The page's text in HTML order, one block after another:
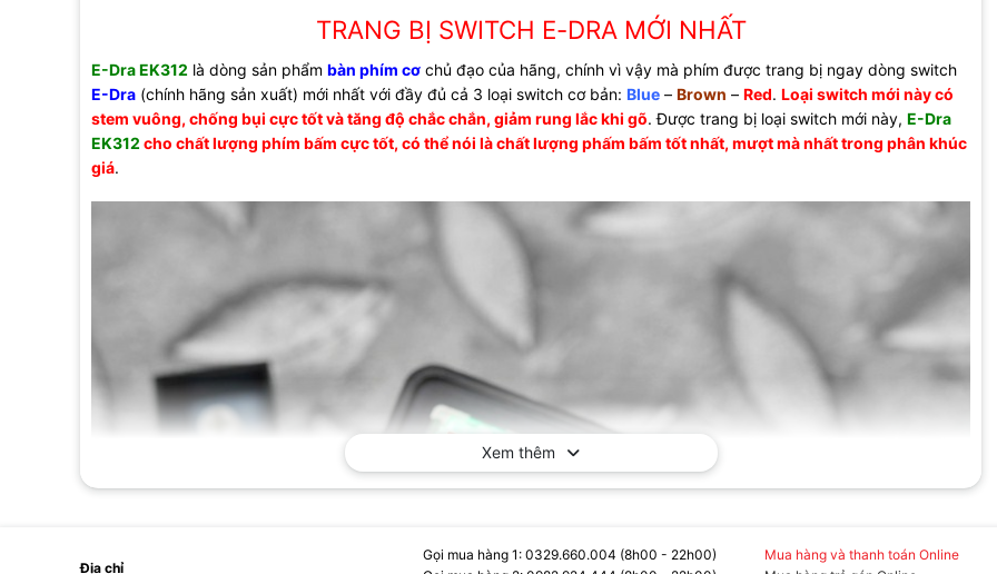
TRANG BỊ SWITCH E-DRA MỚI NHẤT
E-Dra EK312 là dòng sản phẩm bàn phím cơchủ đạo của hãng, chính vì vậy mà phím được trang bị ngay dòng switch
E-Dra(chính hãng sản xuất) mới nhất với đầy đủ cả 3 loại switch cơ bản: Blue– Brown – Red. Loại switch mới này có
stem vuông, chống bụi cực tốt và tăng độ chắc chắn, giảm rung lắc khi gõ. Được trang bị loại switch mới này, E-Dra
EK312 cho chất lượng phím bấm cực tốt, có thể nói là chất lượng phấm bấm tốt nhất, mượt mà nhất trong phân khúc
giá.
Xem thêm
Địa chỉ
Gọi mua hàng 1: 0329.660.004 (8h00 - 22h00)
Mua hàng và thanh toán Online